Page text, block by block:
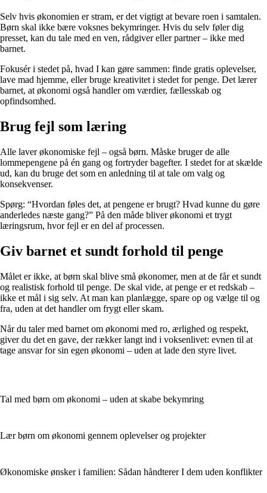
Selv hvis økonomien er stram, er det vigtigt at bevare roen i samtalen.
Børn skal ikke bære voksnes bekymringer. Hvis du selv føler dig
presset, kan du tale med en ven, rådgiver eller partner – ikke med
barnet.
Fokusér i stedet på, hvad I kan gøre sammen: finde gratis oplevelser,
lave mad hjemme, eller bruge kreativitet i stedet for penge. Det lærer
barnet, at økonomi også handler om værdier, fællesskab og
opfindsomhed.
Brug fejl som læring
Alle laver økonomiske fejl – også børn. Måske bruger de alle
lommepengene på én gang og fortryder bagefter. I stedet for at skælde
ud, kan du bruge det som en anledning til at tale om valg og
konsekvenser.
Spørg: “Hvordan føles det, at pengene er brugt? Hvad kunne du gøre
anderledes næste gang?” På den måde bliver økonomi et trygt
læringsrum, hvor fejl er en del af processen.
Giv barnet et sundt forhold til penge
Målet er ikke, at børn skal blive små økonomer, men at de får et sundt
og realistisk forhold til penge. De skal vide, at penge er et redskab –
ikke et mål i sig selv. At man kan planlægge, spare op og vælge til og
fra, uden at det handler om frygt eller skam.
Når du taler med barnet om økonomi med ro, ærlighed og respekt,
giver du det en gave, der rækker langt ind i voksenlivet: evnen til at
tage ansvar for sin egen økonomi – uden at lade den styre livet.
Tal med børn om økonomi – uden at skabe bekymring
Lær børn om økonomi gennem oplevelser og projekter
Økonomiske ønsker i familien: Sådan håndterer I dem uden konflikter